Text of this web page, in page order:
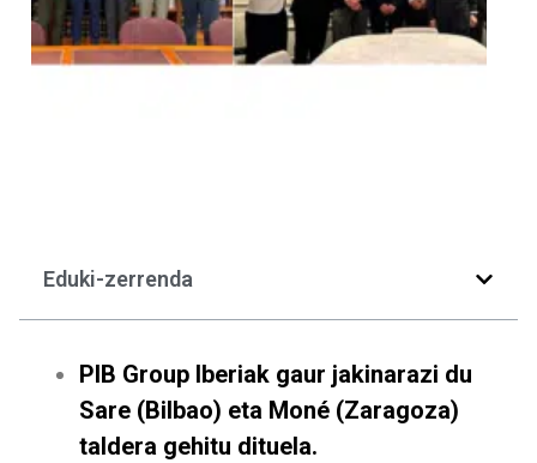
Eduki-zerrenda
PIB Group Iberiak gaur jakinarazi du
Sare (Bilbao) eta Moné (Zaragoza)
taldera gehitu dituela.